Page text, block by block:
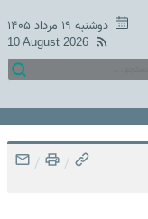
دوشنبه ۱۹ مرداد ۱۴۰۵
10 August 2026
/
/